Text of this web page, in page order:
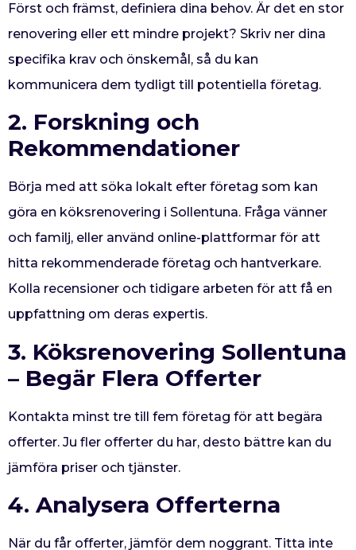
Först och främst, definiera dina behov. Är det en stor
renovering eller ett mindre projekt? Skriv ner dina
specifika krav och önskemål, så du kan
kommunicera dem tydligt till potentiella företag.
2. Forskning och
Rekommendationer
Börja med att söka lokalt efter företag som kan
göra en köksrenovering i Sollentuna. Fråga vänner
och familj, eller använd online-plattformar för att
hitta rekommenderade företag och hantverkare.
Kolla recensioner och tidigare arbeten för att få en
uppfattning om deras expertis.
3. Köksrenovering Sollentuna
– Begär Flera Offerter
Kontakta minst tre till fem företag för att begära
offerter. Ju fler offerter du har, desto bättre kan du
jämföra priser och tjänster.
4. Analysera Offerterna
När du får offerter, jämför dem noggrant. Titta inte